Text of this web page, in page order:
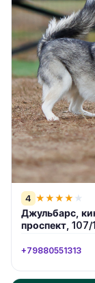
4 ★★★★ ★
Джульбарс,
проспект, 107/1
+79880551313